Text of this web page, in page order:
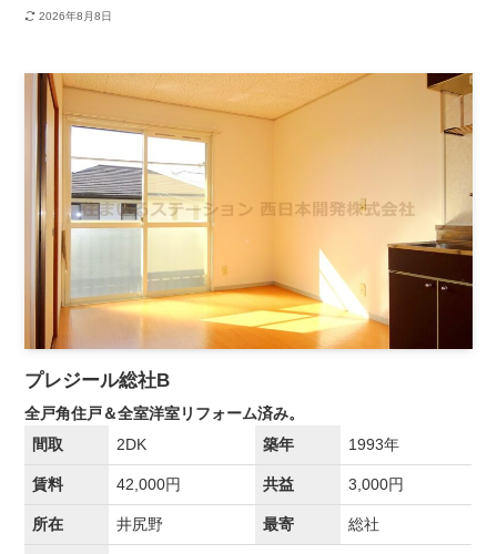
2026年8月8日
プレジール総社B
全戸角住戸＆全室洋室リフォーム済み。
間取
2DK 築年 1993年
賃料 42,000円 共益 3,000円
所在 井尻野 最寄 総社